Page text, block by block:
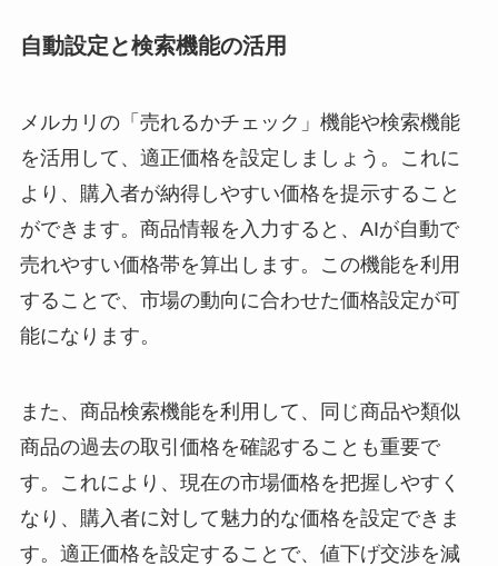
自動設定と検索機能の活用
メルカリの「売れるかチェック」機能や検索機能
を活用して、適正価格を設定しましょう。これに
より、購入者が納得しやすい価格を提示すること
ができます。商品情報を入力すると、AIが自動で
売れやすい価格帯を算出します。この機能を利用
することで、市場の動向に合わせた価格設定が可
能になります。
また、商品検索機能を利用して、同じ商品や類似
商品の過去の取引価格を確認することも重要で
す。これにより、現在の市場価格を把握しやすく
なり、購入者に対して魅力的な価格を設定できま
す。適正価格を設定することで、値下げ交渉を減